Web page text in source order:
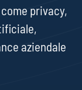
privacy,
aziendale